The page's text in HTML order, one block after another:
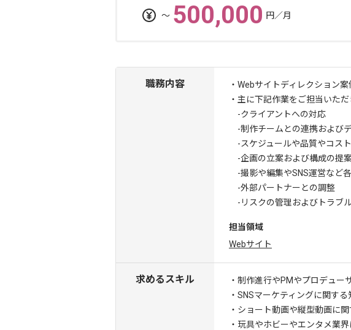
〜 500,000 円／月
職務内容
・Webサイトディレクション
・主に下記作業をご担当いただ
-クライアントへの対応
-制作チームとの連携および
-スケジュールや品質やコス
-企画の立案および構成の提
-撮影や編集やSNS運営など
-外部パートナーとの調整
-リスクの管理およびトラブ
担当領域
Webサイト
求めるスキル ・制作進行やPMやプロデュー
・SNSマーケティングに関する
・ショート動画や縦型動画に
・玩具やホビーやエンタメ業